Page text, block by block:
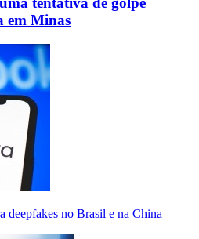
em Minas
deepfakes no Brasil e na China